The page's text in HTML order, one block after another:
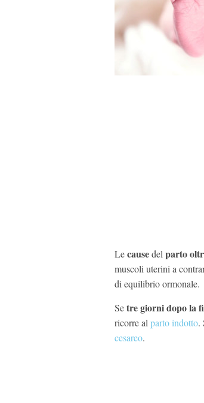
Lecausedel parto
muscoli uterini a
di equilibrio ormonale.
Setre giorni dopo la
ricorre al parto indotto.
cesareo.